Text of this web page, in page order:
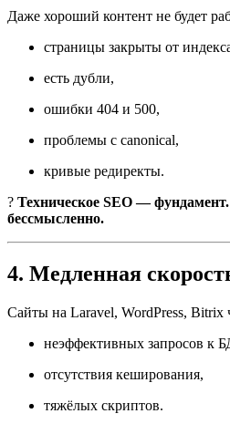
Даже хороший контент не будет
страницы закрыты от
есть дубли,
ошибки 404 и 500,
проблемы с canonical,
кривые редиректы.
? Техническое SEO — фундамент.
бессмысленно.
4. Медленная
Сайты на Laravel, WordPress, Bitrix
неэффективных запросов к
отсутствия кеширования,
тяжёлых скриптов.